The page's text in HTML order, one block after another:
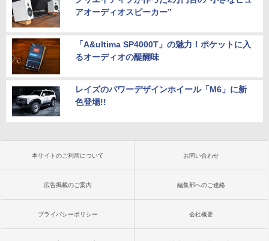
アオーディオスピーカー”
「A&ultima SP4000T」の魅力！ポケットに入
るオーディオの醍醐味
レイズのパワーデザインホイール「M6」に新
色登場!!
本サイトのご利用について お問い合わせ
広告掲載のご案内 編集部へのご連絡
プライバシーポリシー 会社概要